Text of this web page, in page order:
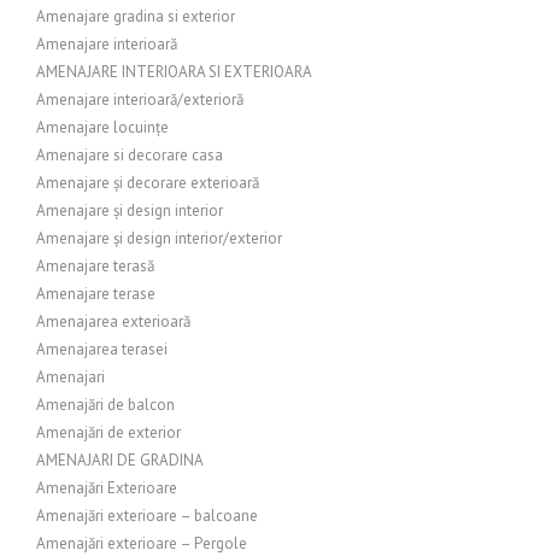
Amenajare gradina si exterior
Amenajare interioară
AMENAJARE INTERIOARA SI EXTERIOARA
Amenajare interioară/exterioră
Amenajare locuințe
Amenajare si decorare casa
Amenajare și decorare exterioară
Amenajare și design interior
Amenajare și design interior/exterior
Amenajare terasă
Amenajare terase
Amenajarea exterioară
Amenajarea terasei
Amenajari
Amenajări de balcon
Amenajări de exterior
AMENAJARI DE GRADINA
Amenajări Exterioare
Amenajări exterioare – balcoane
Amenajări exterioare – Pergole